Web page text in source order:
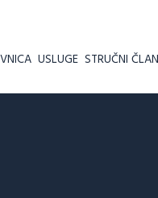
USLUGE STRUČNI